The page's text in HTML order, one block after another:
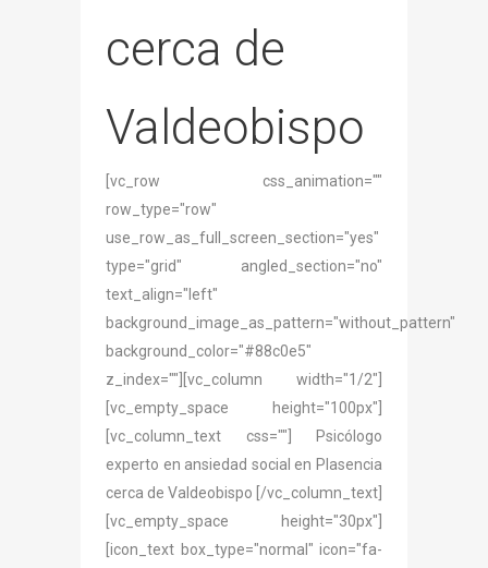
cerca de
Valdeobispo
[vc_row css_animation=""
row_type="row"
use_row_as_full_screen_section="yes"
type="grid" angled_section="no"
text_align="left"
background_image_as_pattern="without_pattern"
background_color="#88c0e5"
z_index=""][vc_column width="1/2"]
[vc_empty_space height="100px"]
[vc_column_text css=""] Psicólogo
experto en ansiedad social en Plasencia
cerca de Valdeobispo [/vc_column_text]
[vc_empty_space height="30px"]
[icon_text box_type="normal" icon="fa-